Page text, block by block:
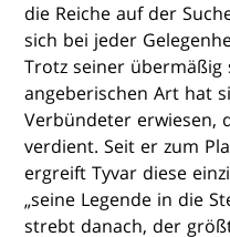
die Reiche auf der
sich bei jeder
Trotz seiner
angeberischen Art hat
Verbündeter erwiesen,
verdient. Seit er zum
ergreift Tyvar diese
„seine Legende in die
strebt danach, der